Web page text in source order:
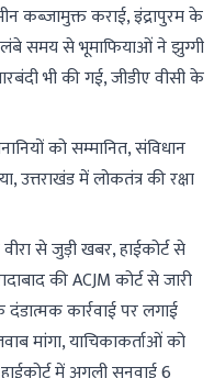
कब्जामुक्त कराई, इंद्रापुरम के
समय से भूमाफियाओं ने झुग्गी
भी की गई, जीडीए वीसी के
को सम्मानित, संविधान
उत्तराखंड में लोकतंत्र की रक्षा
से जुड़ी खबर, हाईकोर्ट से
की ACJM कोर्ट से जारी
कार्रवाई पर लगाई
मांगा, याचिकाकर्ताओं को